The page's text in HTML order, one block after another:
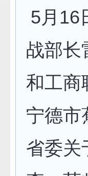
5月16
战部长
和工商
宁德市
省委关